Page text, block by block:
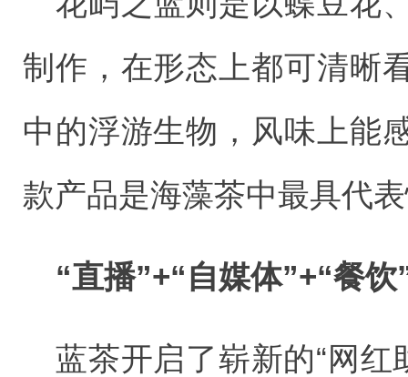
制作，在形态上都可清晰
中的浮游生物，风味上能
款产品是海藻茶中最具代
“直播”+“自媒体”+“餐
蓝茶开启了崭新的“网红